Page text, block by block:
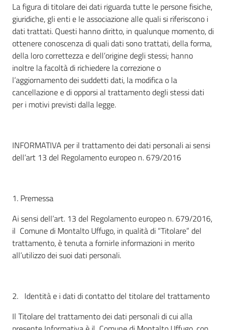
La figura di titolare dei dati riguarda tutte le persone fisiche,
giuridiche, gli enti e le associazione alle quali si riferiscono i
dati trattati. Questi hanno diritto, in qualunque momento, di
ottenere conoscenza di quali dati sono trattati, della forma,
della loro correttezza e dell’origine degli stessi; hanno
inoltre la facoltà di richiedere la correzione o
l’aggiornamento dei suddetti dati, la modifica o la
cancellazione e di opporsi al trattamento degli stessi dati
per i motivi previsti dalla legge.
INFORMATIVA per il trattamento dei dati personali ai sensi
dell’art 13 del Regolamento europeo n. 679/2016
1. Premessa
Ai sensi dell’art. 13 del Regolamento europeo n. 679/2016,
il Comune di Montalto Uffugo, in qualità di “Titolare” del
trattamento, è tenuta a fornirle informazioni in merito
all’utilizzo dei suoi dati personali.
2. Identità e i dati di contatto del titolare del trattamento
Il Titolare del trattamento dei dati personali di cui alla